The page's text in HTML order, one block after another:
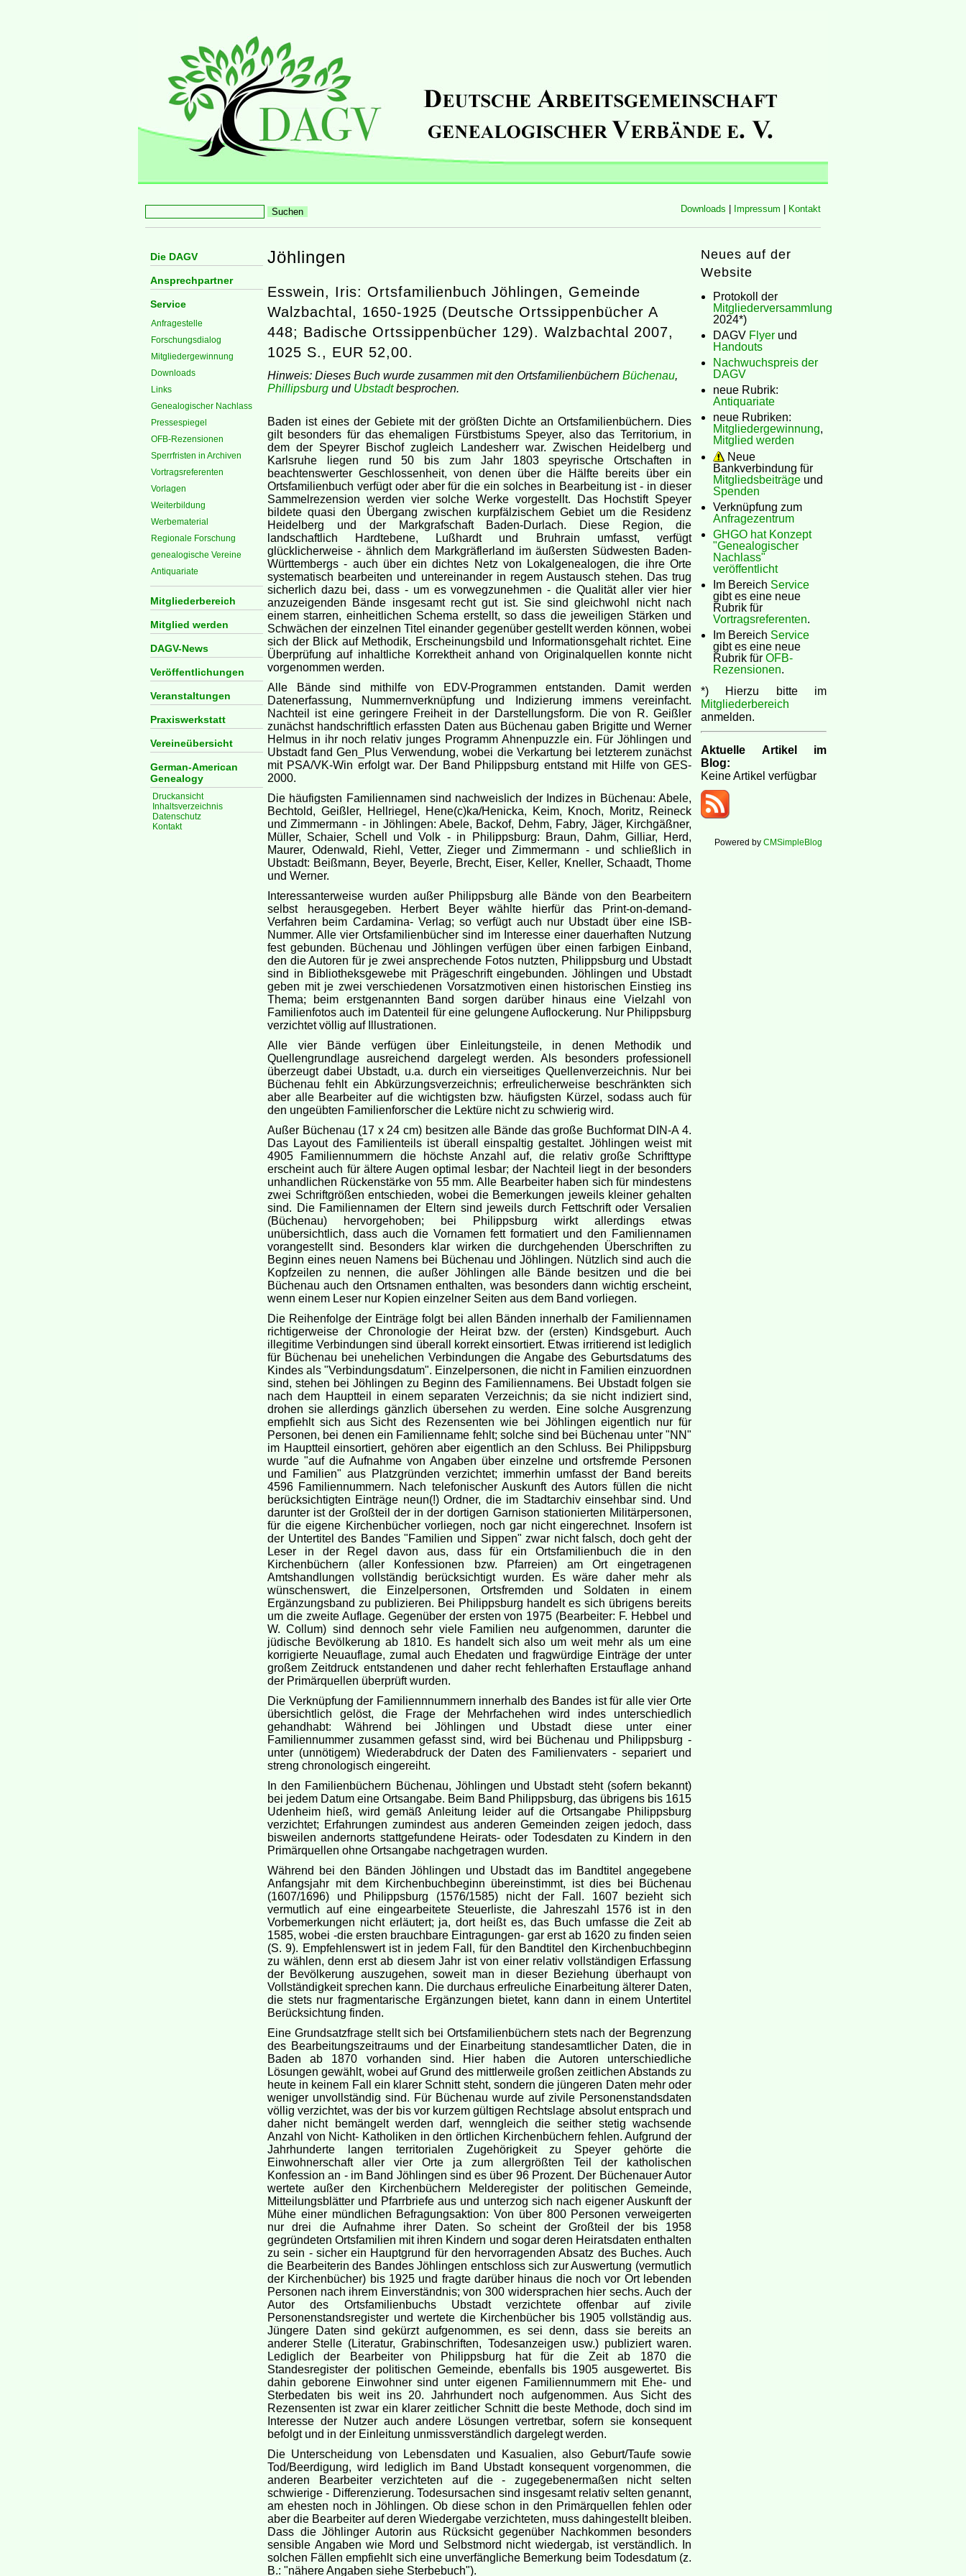
Downloads Impressum Kontakt
Die DAGV
Ansprechpartner
Service
Anfragestelle
Forschungsdialog
Mitgliedergewinnung
Downloads
Links
Genealogischer Nachlass
Pressespiegel
OFB-Rezensionen
Sperrfristen in Archiven
Vortragsreferenten
Vorlagen
Weiterbildung
Werbematerial
Regionale Forschung
genealogische Vereine
Antiquariate
Mitgliederbereich
Mitglied werden
DAGV-News
Veröffentlichungen
Veranstaltungen
Praxiswerkstatt
Vereineübersicht
German-American
Genealogy
Druckansicht
Inhaltsverzeichnis
Datenschutz
Kontakt
Neues auf der
Website
Protokoll der
Mitgliederversammlung
2024*)
DAGV Flyer und
Handouts
Nachwuchspreis der
DAGV
neue Rubrik:
Antiquariate
neue Rubriken:
Mitgliedergewinnung,
Mitglied werden
Neue
Bankverbindung für
Mitgliedsbeiträge und
Spenden
Verknüpfung zum
Anfragezentrum
GHGO hat Konzept
"Genealogischer
Nachlass"
veröffentlicht
Im Bereich Service
gibt es eine neue
Rubrik für
Vortragsreferenten.
Im Bereich Service
gibt es eine neue
Rubrik für OFB-
Rezensionen.
*) Hierzu bitte im
Mitgliederbereich
anmelden.
Aktuelle Artikel im
Blog:
Keine Artikel verfügbar
Powered by CMSimpleBlog
Jöhlingen
Esswein, Iris: Ortsfamilienbuch Jöhlingen, Gemeinde
Walzbachtal, 1650-1925 (Deutsche Ortssippenbücher A
448; Badische Ortssippenbücher 129). Walzbachtal 2007,
1025 S., EUR 52,00.
Hinweis: Dieses Buch wurde zusammen mit den Ortsfamilienbüchern Büchenau,
Phillipsburg und Ubstadtbesprochen.
Baden ist eines der Gebiete mit der größten Dichte an Ortsfamilienbüchern. Dies
gilt besonders für das ehemaligen Fürstbistums Speyer, also das Territorium, in
dem der Speyrer Bischof zugleich Landesherr war. Zwischen Heidelberg und
Karlsruhe liegen rund 50 bis zum Jahr 1803 speyrische Ortschaften in
beachtenswerter Geschlossenheit, von denen über die Hälfte bereits über ein
Ortsfamilienbuch verfügt oder aber für die ein solches in Bearbeitung ist - in dieser
Sammelrezension werden vier solche Werke vorgestellt. Das Hochstift Speyer
bildete quasi den Übergang zwischen kurpfälzischem Gebiet um die Residenz
Heidelberg und der Markgrafschaft Baden-Durlach. Diese Region, die
landschaftlich Hardtebene, Lußhardt und Bruhrain umfasst, verfügt
glücklicherweise - ähnlich dem Markgräflerland im äußersten Südwesten Baden-
Württembergs - auch über ein dichtes Netz von Lokalgenealogen, die ihre Orte
systematisch bearbeiten und untereinander in regem Austausch stehen. Das trug
sicherlich dazu bei, dass - um es vorwegzunehmen - die Qualität aller vier hier
anzuzeigenden Bände insgesamt recht gut ist. Sie sind gleichwohl nicht nach
einem starren, einheitlichen Schema erstellt, so dass die jeweiligen Stärken und
Schwächen der einzelnen Titel einander gegenüber gestellt werden können, wobei
sich der Blick auf Methodik, Erscheinungsbild und Informationsgehalt richtet. Eine
Überprüfung auf inhaltliche Korrektheit anhand von Originalquellen konnte nicht
vorgenommen werden.
Alle Bände sind mithilfe von EDV-Programmen entstanden. Damit werden
Datenerfassung, Nummernverknüpfung und Indizierung immens vereinfacht.
Nachteil ist eine geringere Freiheit in der Darstellungsform. Die von R. Geißler
zunächst handschriftlich erfassten Daten aus Büchenau gaben Brigitte und Werner
Helmus in ihr noch relativ junges Programm Ahnenpuzzle ein. Für Jöhlingen und
Ubstadt fand Gen_Plus Verwendung, wobei die Verkartung bei letzterem zunächst
mit PSA/VK-Win erfolgt war. Der Band Philippsburg entstand mit Hilfe von GES-
2000.
Die häufigsten Familiennamen sind nachweislich der Indizes in Büchenau: Abele,
Bechtold, Geißler, Hellriegel, Hene(c)ka/Henicka, Keim, Knoch, Moritz, Reineck
und Zimmermann - in Jöhlingen: Abele, Backof, Dehm, Fabry, Jäger, Kirchgäßner,
Müller, Schaier, Schell und Volk - in Philippsburg: Braun, Dahm, Gilliar, Herd,
Maurer, Odenwald, Riehl, Vetter, Zieger und Zimmermann - und schließlich in
Ubstadt: Beißmann, Beyer, Beyerle, Brecht, Eiser, Keller, Kneller, Schaadt, Thome
und Werner.
Interessanterweise wurden außer Philippsburg alle Bände von den Bearbeitern
selbst herausgegeben. Herbert Beyer wählte hierfür das Print-on-demand-
Verfahren beim Cardamina- Verlag; so verfügt auch nur Ubstadt über eine ISB-
Nummer. Alle vier Ortsfamilienbücher sind im Interesse einer dauerhaften Nutzung
fest gebunden. Büchenau und Jöhlingen verfügen über einen farbigen Einband,
den die Autoren für je zwei ansprechende Fotos nutzten, Philippsburg und Ubstadt
sind in Bibliotheksgewebe mit Prägeschrift eingebunden. Jöhlingen und Ubstadt
geben mit je zwei verschiedenen Vorsatzmotiven einen historischen Einstieg ins
Thema; beim erstgenannten Band sorgen darüber hinaus eine Vielzahl von
Familienfotos auch im Datenteil für eine gelungene Auflockerung. Nur Philippsburg
verzichtet völlig auf Illustrationen.
Alle vier Bände verfügen über Einleitungsteile, in denen Methodik und
Quellengrundlage ausreichend dargelegt werden. Als besonders professionell
überzeugt dabei Ubstadt, u.a. durch ein vierseitiges Quellenverzeichnis. Nur bei
Büchenau fehlt ein Abkürzungsverzeichnis; erfreulicherweise beschränkten sich
aber alle Bearbeiter auf die wichtigsten bzw. häufigsten Kürzel, sodass auch für
den ungeübten Familienforscher die Lektüre nicht zu schwierig wird.
Außer Büchenau (17 x 24 cm) besitzen alle Bände das große Buchformat DIN-A 4.
Das Layout des Familienteils ist überall einspaltig gestaltet. Jöhlingen weist mit
4905 Familiennummern die höchste Anzahl auf, die relativ große Schrifttype
erscheint auch für ältere Augen optimal lesbar; der Nachteil liegt in der besonders
unhandlichen Rückenstärke von 55 mm. Alle Bearbeiter haben sich für mindestens
zwei Schriftgrößen entschieden, wobei die Bemerkungen jeweils kleiner gehalten
sind. Die Familiennamen der Eltern sind jeweils durch Fettschrift oder Versalien
(Büchenau) hervorgehoben; bei Philippsburg wirkt allerdings etwas
unübersichtlich, dass auch die Vornamen fett formatiert und den Familiennamen
vorangestellt sind. Besonders klar wirken die durchgehenden Überschriften zu
Beginn eines neuen Namens bei Büchenau und Jöhlingen. Nützlich sind auch die
Kopfzeilen zu nennen, die außer Jöhlingen alle Bände besitzen und die bei
Büchenau auch den Ortsnamen enthalten, was besonders dann wichtig erscheint,
wenn einem Leser nur Kopien einzelner Seiten aus dem Band vorliegen.
Die Reihenfolge der Einträge folgt bei allen Bänden innerhalb der Familiennamen
richtigerweise der Chronologie der Heirat bzw. der (ersten) Kindsgeburt. Auch
illegitime Verbindungen sind überall korrekt einsortiert. Etwas irritierend ist lediglich
für Büchenau bei unehelichen Verbindungen die Angabe des Geburtsdatums des
Kindes als "Verbindungsdatum". Einzelpersonen, die nicht in Familien einzuordnen
sind, stehen bei Jöhlingen zu Beginn des Familiennamens. Bei Ubstadt folgen sie
nach dem Hauptteil in einem separaten Verzeichnis; da sie nicht indiziert sind,
drohen sie allerdings gänzlich übersehen zu werden. Eine solche Ausgrenzung
empfiehlt sich aus Sicht des Rezensenten wie bei Jöhlingen eigentlich nur für
Personen, bei denen ein Familienname fehlt; solche sind bei Büchenau unter "NN"
im Hauptteil einsortiert, gehören aber eigentlich an den Schluss. Bei Philippsburg
wurde "auf die Aufnahme von Angaben über einzelne und ortsfremde Personen
und Familien" aus Platzgründen verzichtet; immerhin umfasst der Band bereits
4596 Familiennummern. Nach telefonischer Auskunft des Autors füllen die nicht
berücksichtigten Einträge neun(!) Ordner, die im Stadtarchiv einsehbar sind. Und
darunter ist der Großteil der in der dortigen Garnison stationierten Militärpersonen,
für die eigene Kirchenbücher vorliegen, noch gar nicht eingerechnet. Insofern ist
der Untertitel des Bandes "Familien und Sippen" zwar nicht falsch, doch geht der
Leser in der Regel davon aus, dass für ein Ortsfamilienbuch die in den
Kirchenbüchern (aller Konfessionen bzw. Pfarreien) am Ort eingetragenen
Amtshandlungen vollständig berücksichtigt wurden. Es wäre daher mehr als
wünschenswert, die Einzelpersonen, Ortsfremden und Soldaten in einem
Ergänzungsband zu publizieren. Bei Philippsburg handelt es sich übrigens bereits
um die zweite Auflage. Gegenüber der ersten von 1975 (Bearbeiter: F. Hebbel und
W. Collum) sind dennoch sehr viele Familien neu aufgenommen, darunter die
jüdische Bevölkerung ab 1810. Es handelt sich also um weit mehr als um eine
korrigierte Neuauflage, zumal auch Ehedaten und fragwürdige Einträge der unter
großem Zeitdruck entstandenen und daher recht fehlerhaften Erstauflage anhand
der Primärquellen überprüft wurden.
Die Verknüpfung der Familiennnummern innerhalb des Bandes ist für alle vier Orte
übersichtlich gelöst, die Frage der Mehrfachehen wird indes unterschiedlich
gehandhabt: Während bei Jöhlingen und Ubstadt diese unter einer
Familiennummer zusammen gefasst sind, wird bei Büchenau und Philippsburg -
unter (unnötigem) Wiederabdruck der Daten des Familienvaters - separiert und
streng chronologisch eingereiht.
In den Familienbüchern Büchenau, Jöhlingen und Ubstadt steht (sofern bekannt)
bei jedem Datum eine Ortsangabe. Beim Band Philippsburg, das übrigens bis 1615
Udenheim hieß, wird gemäß Anleitung leider auf die Ortsangabe Philippsburg
verzichtet; Erfahrungen zumindest aus anderen Gemeinden zeigen jedoch, dass
bisweilen andernorts stattgefundene Heirats- oder Todesdaten zu Kindern in den
Primärquellen ohne Ortsangabe nachgetragen wurden.
Während bei den Bänden Jöhlingen und Ubstadt das im Bandtitel angegebene
Anfangsjahr mit dem Kirchenbuchbeginn übereinstimmt, ist dies bei Büchenau
(1607/1696) und Philippsburg (1576/1585) nicht der Fall. 1607 bezieht sich
vermutlich auf eine eingearbeitete Steuerliste, die Jahreszahl 1576 ist in den
Vorbemerkungen nicht erläutert; ja, dort heißt es, das Buch umfasse die Zeit ab
1585, wobei -die ersten brauchbare Eintragungen- gar erst ab 1620 zu finden seien
(S. 9). Empfehlenswert ist in jedem Fall, für den Bandtitel den Kirchenbuchbeginn
zu wählen, denn erst ab diesem Jahr ist von einer relativ vollständigen Erfassung
der Bevölkerung auszugehen, soweit man in dieser Beziehung überhaupt von
Vollständigkeit sprechen kann. Die durchaus erfreuliche Einarbeitung älterer Daten,
die stets nur fragmentarische Ergänzungen bietet, kann dann in einem Untertitel
Berücksichtung finden.
Eine Grundsatzfrage stellt sich bei Ortsfamilienbüchern stets nach der Begrenzung
des Bearbeitungszeitraums und der Einarbeitung standesamtlicher Daten, die in
Baden ab 1870 vorhanden sind. Hier haben die Autoren unterschiedliche
Lösungen gewählt, wobei auf Grund des mittlerweile großen zeitlichen Abstands zu
heute in keinem Fall ein klarer Schnitt steht, sondern die jüngeren Daten mehr oder
weniger unvollständig sind. Für Büchenau wurde auf zivile Personenstandsdaten
völlig verzichtet, was der bis vor kurzem gültigen Rechtslage absolut entsprach und
daher nicht bemängelt werden darf, wenngleich die seither stetig wachsende
Anzahl von Nicht- Katholiken in den örtlichen Kirchenbüchern fehlen. Aufgrund der
Jahrhunderte langen territorialen Zugehörigkeit zu Speyer gehörte die
Einwohnerschaft aller vier Orte ja zum allergrößten Teil der katholischen
Konfession an - im Band Jöhlingen sind es über 96 Prozent. Der Büchenauer Autor
wertete außer den Kirchenbüchern Melderegister der politischen Gemeinde,
Mitteilungsblätter und Pfarrbriefe aus und unterzog sich nach eigener Auskunft der
Mühe einer mündlichen Befragungsaktion: Von über 800 Personen verweigerten
nur drei die Aufnahme ihrer Daten. So scheint der Großteil der bis 1958
gegründeten Ortsfamilien mit ihren Kindern und sogar deren Heiratsdaten enthalten
zu sein - sicher ein Hauptgrund für den hervorragenden Absatz des Buches. Auch
die Bearbeiterin des Bandes Jöhlingen entschloss sich zur Auswertung (vermutlich
der Kirchenbücher) bis 1925 und fragte darüber hinaus die noch vor Ort lebenden
Personen nach ihrem Einverständnis; von 300 widersprachen hier sechs. Auch der
Autor des Ortsfamilienbuchs Ubstadt verzichtete offenbar auf zivile
Personenstandsregister und wertete die Kirchenbücher bis 1905 vollständig aus.
Jüngere Daten sind gekürzt aufgenommen, es sei denn, dass sie bereits an
anderer Stelle (Literatur, Grabinschriften, Todesanzeigen usw.) publiziert waren.
Lediglich der Bearbeiter von Philippsburg hat für die Zeit ab 1870 die
Standesregister der politischen Gemeinde, ebenfalls bis 1905 ausgewertet. Bis
dahin geborene Einwohner sind unter eigenen Familiennummern mit Ehe- und
Sterbedaten bis weit ins 20. Jahrhundert noch aufgenommen. Aus Sicht des
Rezensenten ist zwar ein klarer zeitlicher Schnitt die beste Methode, doch sind im
Interesse der Nutzer auch andere Lösungen vertretbar, sofern sie konsequent
befolgt und in der Einleitung unmissverständlich dargelegt werden.
Die Unterscheidung von Lebensdaten und Kasualien, also Geburt/Taufe sowie
Tod/Beerdigung, wird lediglich im Band Ubstadt konsequent vorgenommen, die
anderen Bearbeiter verzichteten auf die - zugegebenermaßen nicht selten
schwierige - Differenzierung. Todesursachen sind insgesamt relativ selten genannt,
am ehesten noch in Jöhlingen. Ob diese schon in den Primärquellen fehlen oder
aber die Bearbeiter auf deren Wiedergabe verzichteten, muss dahingestellt bleiben.
Dass die Jöhlinger Autorin aus Rücksicht gegenüber Nachkommen besonders
sensible Angaben wie Mord und Selbstmord nicht wiedergab, ist verständlich. In
solchen Fällen empfiehlt sich eine unverfängliche Bemerkung beim Todesdatum (z.
B.: "nähere Angaben siehe Sterbebuch").